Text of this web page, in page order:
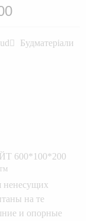
Будматеріали
600*100*200
ненесущих
на те
и опорные